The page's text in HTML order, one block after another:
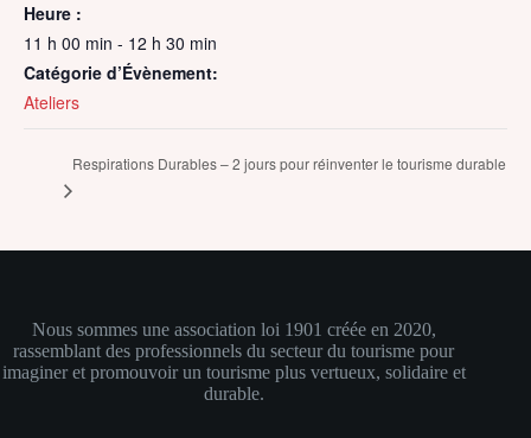
Heure :
11 h 00 min - 12 h 30 min
Catégorie d’Évènement:
Ateliers
Respirations Durables – 2 jours pour réinventer le tourisme durable
Nous sommes une association loi 1901 créée en 2020,
rassemblant des professionnels du secteur du tourisme pour
imaginer et promouvoir un tourisme plus vertueux, solidaire et
durable.